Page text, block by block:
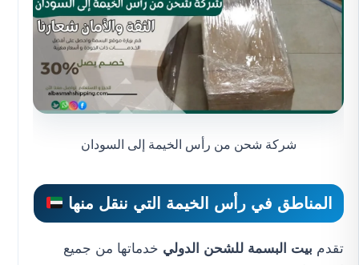
شركة شحن من رأس الخيمة إلى السودان
المناطق في رأس الخيمة التي ننقل منها
تقدم بيت البسمة للشحن الدولي خدماتها من جميع